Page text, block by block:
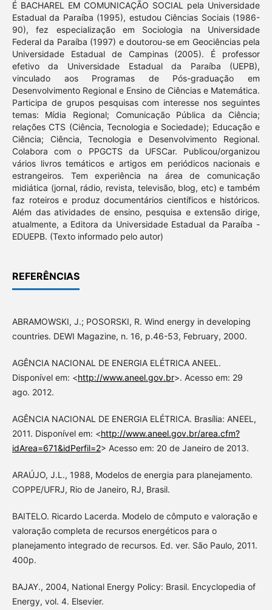
É BACHAREL EM COMUNICAÇÃO SOCIAL pela Universidade
Estadual da Paraíba (1995), estudou Ciências Sociais (1986-
90), fez especialização em Sociologia na Universidade
Federal da Paraíba (1997) e doutorou-se em Geociências pela
Universidade Estadual de Campinas (2005). É professor
efetivo da Universidade Estadual da Paraíba (UEPB),
vinculado aos Programas de Pós-graduação em
Desenvolvimento Regional e Ensino de Ciências e Matemática.
Participa de grupos pesquisas com interesse nos seguintes
temas: Mídia Regional; Comunicação Pública da Ciência;
relações CTS (Ciência, Tecnologia e Sociedade); Educação e
Ciência; Ciência, Tecnologia e Desenvolvimento Regional.
Colabora com o PPGCTS da UFSCar. Publicou/organizou
vários livros temáticos e artigos em periódicos nacionais e
estrangeiros. Tem experiência na área de comunicação
midiática (jornal, rádio, revista, televisão, blog, etc) e também
faz roteiros e produz documentários científicos e históricos.
Além das atividades de ensino, pesquisa e extensão dirige,
atualmente, a Editora da Universidade Estadual da Paraíba -
EDUEPB. (Texto informado pelo autor)
REFERÊNCIAS
ABRAMOWSKI, J.; POSORSKI, R. Wind energy in developing
countries. DEWI Magazine, n. 16, p.46-53, February, 2000.
AGÊNCIA NACIONAL DE ENERGIA ELÉTRICA ANEEL.
Disponível em: <http://www.aneel.gov.br>. Acesso em: 29
ago. 2012.
AGÊNCIA NACIONAL DE ENERGIA ELÉTRICA. Brasília: ANEEL,
2011. Disponível em: <http://www.aneel.gov.br/area.cfm?
idArea=671&idPerfil=2> Acesso em: 20 de Janeiro de 2013.
ARAÚJO, J.L., 1988, Modelos de energia para planejamento.
COPPE/UFRJ, Rio de Janeiro, RJ, Brasil.
BAITELO. Ricardo Lacerda. Modelo de cômputo e valoração e
valoração completa de recursos energéticos para o
planejamento integrado de recursos. Ed. ver. São Paulo, 2011.
400p.
BAJAY., 2004, National Energy Policy: Brasil. Encyclopedia of
Energy, vol. 4. Elsevier.